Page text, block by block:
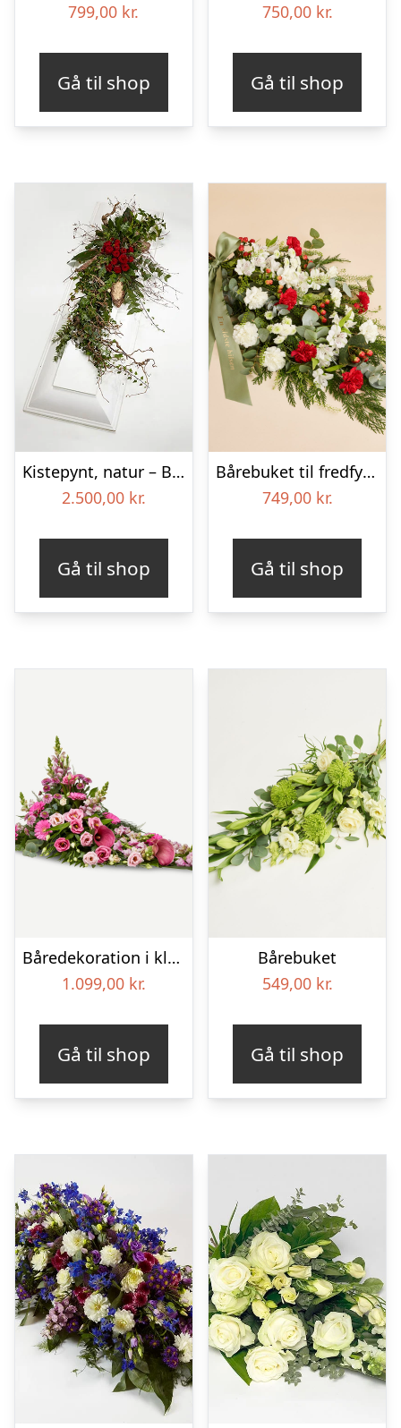
799,00 kr.
Gå til shop
750,00 kr.
Gå til shop
Kistepynt, natur – Blomster til begravelse
2.500,00 kr.
Gå til shop
Bårebuket til fredfyldt kærlighed med bånd
749,00 kr.
Gå til shop
Båredekoration i klassisk stil – pink
1.099,00 kr.
Gå til shop
Bårebuket
549,00 kr.
Gå til shop